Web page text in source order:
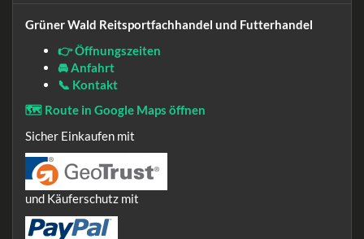
Grüner Wald Reitsportfachhandel und Futterhandel
👉 Öffnungszeiten
🚘 Anfahrt
📞 Kontakt
🗺️ Route in Google Maps öffnen
Sicher Einkaufen mit
und Käuferschutz mit